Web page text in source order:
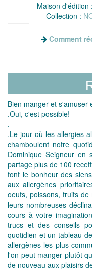
Maison d'édition :
Collection :
Comment
Bien manger et
.Oui, c'est possible!
.
.Le jour où les allergies
chamboulent notre
Dominique Seigneur en
partage plus de 100
font le bonheur des
aux allergènes
oeufs, poissons, fruits
leurs nombreuses
cours à votre
trucs et des conseils
quotidien et un tableau
allergènes les plus
l'on peut manger plutôt
de nouveau aux plaisirs